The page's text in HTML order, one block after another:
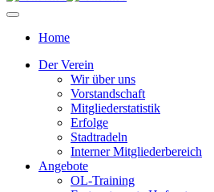
Home
Der Verein
Wir über uns
Vorstandschaft
Mitgliederstatistik
Erfolge
Stadtradeln
Interner Mitgliederbereich
Angebote
OL-Training